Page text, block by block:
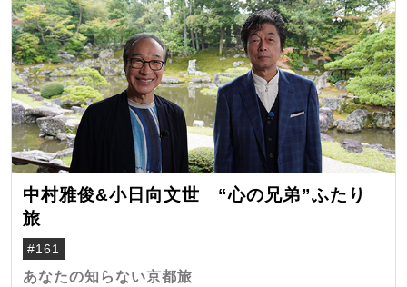
中村雅俊&小日向文世 “心の兄弟”ふたり
旅
#161
あなたの知らない京都旅